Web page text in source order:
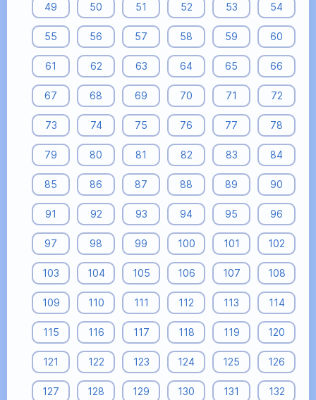
49 50 51 52 53 54
55 56 57 58 59 60
61 62 63 64 65 66
67 68 69 70 71 72
73 74 75 76 77 78
79 80 81 82 83 84
85 86 87 88 89 90
91 92 93 94 95 96
97 98 99 100 101 102
103 104 105 106 107 108
109 110 111 112 113 114
115 116 117 118 119 120
121 122 123 124 125 126
127 128 129 130 131 132